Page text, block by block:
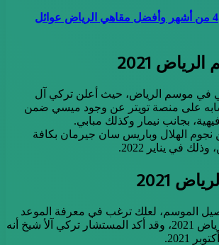
4 من أشهر وأفضل مقاهي الرياض عوائل
2021
في موسم الرياض، حيث أعلن تركي آل
على منصة تويتر عن وجود ميسي ضمن
بجانب نيمار وكذلك مبابي.
نجوم الهلال وباريس سان جيرمان بكافة
في يناير 2022.
2021
الموسم، لعلك ترغب في معرفة الموعد
الرسمي لـ موسم الرياض 2021، وقد أكد المستشار تركي آلأ شيخ أنه